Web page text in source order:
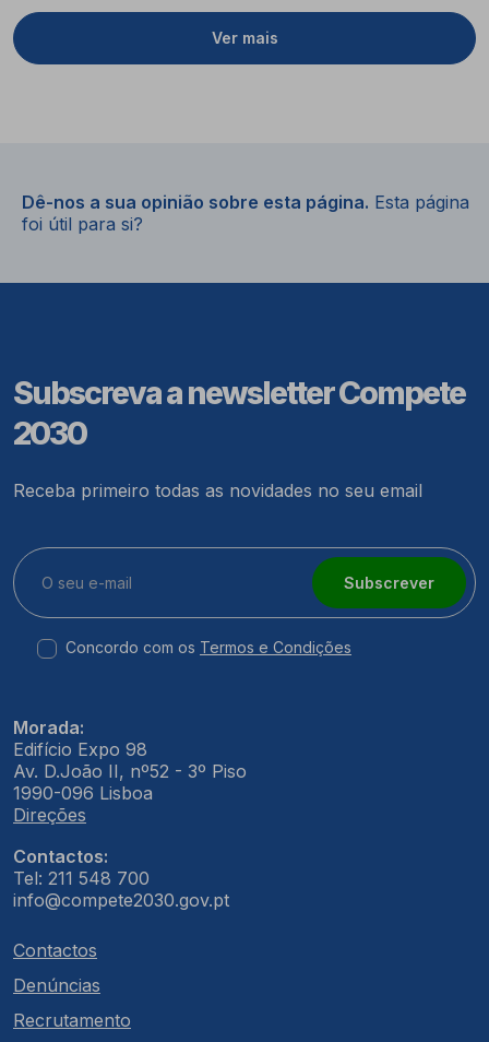
Ver mais
Dê-nos a sua opinião sobre esta página. Esta página
foi útil para si?
Subscreva a newsletter Compete
2030
Receba primeiro todas as novidades no seu email
Subscrever
Concordo com os Termos e Condições
Morada:
Edifício Expo 98
Av. D.João II, nº52 - 3º Piso
1990-096 Lisboa
Direções
Contactos:
Tel: 211 548 700
info@compete2030.gov.pt
Contactos
Denúncias
Recrutamento